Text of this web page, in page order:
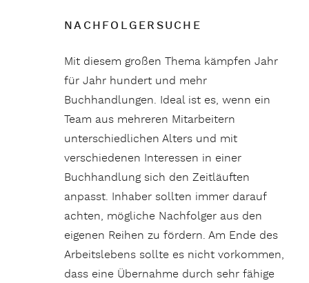
NACHFOLGERSUCHE
Mit diesem großen Thema kämpfen Jahr
für Jahr hundert und mehr
Buchhandlungen. Ideal ist es, wenn ein
Team aus mehreren Mitarbeitern
unterschiedlichen Alters und mit
verschiedenen Interessen in einer
Buchhandlung sich den Zeitläuften
anpasst. Inhaber sollten immer darauf
achten, mögliche Nachfolger aus den
eigenen Reihen zu fördern. Am Ende des
Arbeitslebens sollte es nicht vorkommen,
dass eine Übernahme durch sehr fähige